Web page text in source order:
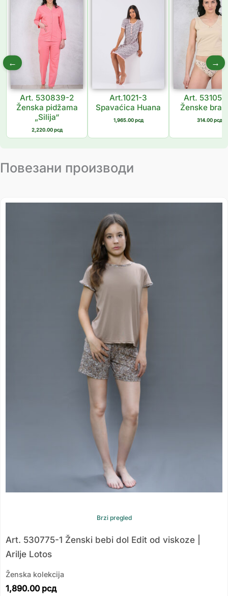
←
Art. 530839-2
Ženska pidžama
„Silija“
2,220.00рсд
Art.1021-3
Spavaćica Huana
1,965.00рсд
Art.
Ženske
314.00рсд
→
Повезани производи
Brzi pregled
Art. 530775-1 Ženski bebi dol Edit od viskoze |
Arilje Lotos
Ženska kolekcija
1,890.00 рсд